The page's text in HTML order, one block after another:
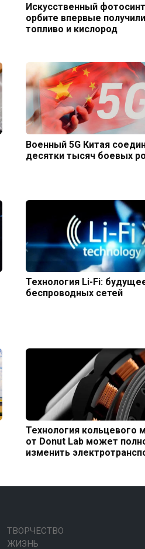
Искусственный
орбите впервые получили
топливо и кислород
Военный 5G Китая
десятки тысяч боевых
Технология Li-Fi:
беспроводных сетей
Технология кольцевого
от Donut Lab может
изменить
ТВОРЧЕСТВО
ЖИЗНЬ